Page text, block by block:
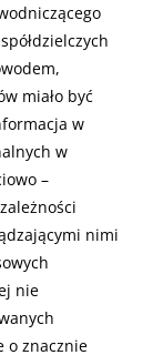
miało być
w
w
–
nimi
nie
o znacznie